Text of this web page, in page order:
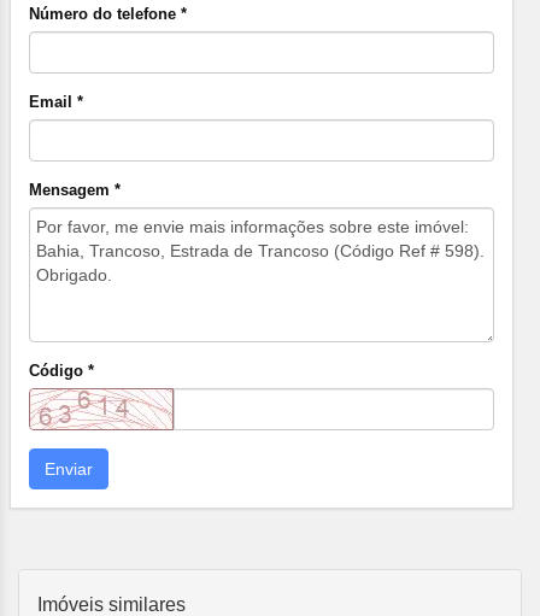
Número do telefone *
Email *
Mensagem *
Código *
Enviar
Imóveis similares